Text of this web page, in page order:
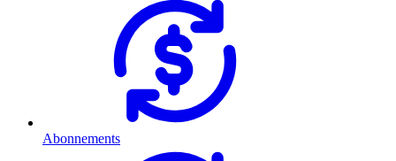
Abonnements